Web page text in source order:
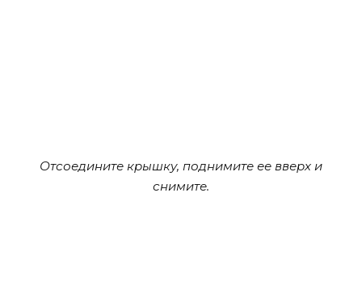
Отсоедините крышку, поднимите ее вверх и
снимите.